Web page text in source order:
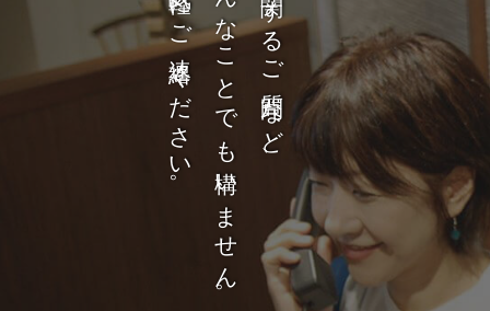
商品に関するご質問など、
どんなことでも構いません。
お気軽にご連絡ください。